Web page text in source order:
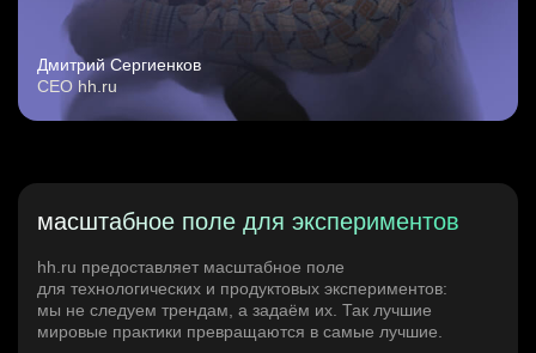
Дмитрий Сергиенков
CEO hh.ru
масштабное поле для экспериментов
hh.ru предоставляет масштабное поле
для технологических и продуктовых экспериментов:
мы не следуем трендам, а задаём их. Так лучшие
мировые практики превращаются в самые лучшие.